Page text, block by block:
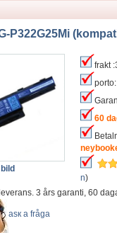
P322G25Mi
frakt
60
n)
3 års garanti, 60
аsк а fråga